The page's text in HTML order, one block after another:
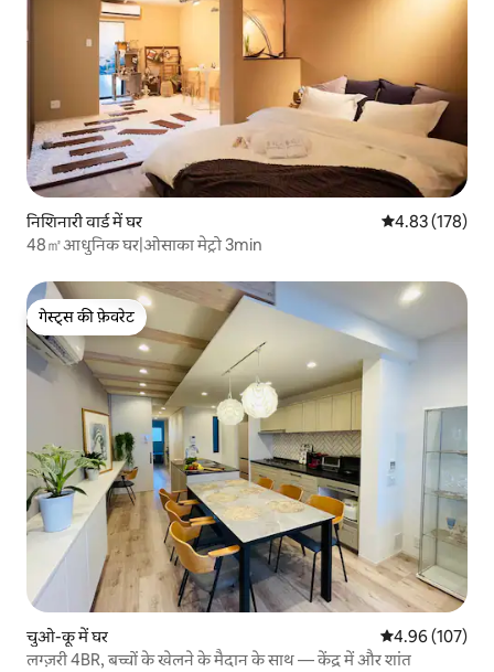
निशिनारी वार्ड में घर औसत रेटिंग 5 में से
4.83 (178)
48㎡आधुनिक घर|ओसाका मेट्रो 3min
गेस्ट्स की फ़ेवरेट
गेस्ट्स की फ़ेवरेट
चुओ-कू में घर औसत रेटिंग 5 में से
4.96 (107)
लग्ज़री 4BR, बच्चों के खेलने के मैदान के साथ — केंद्र में और शांत